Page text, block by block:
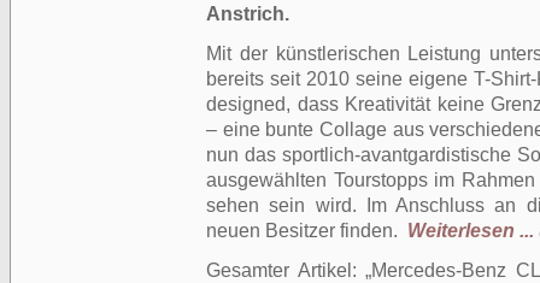
Anstrich.
Mit der künstlerischen Leistung
bereits seit 2010 seine eigene T-
designed, dass Kreativität keine
– eine bunte Collage aus
nun das sportlich-avantgardistische
ausgewählten Tourstopps im
sehen sein wird. Im Anschluss an
neuen Besitzer finden. Weiterlesen ...
Gesamter Artikel: Mercedes-Benz